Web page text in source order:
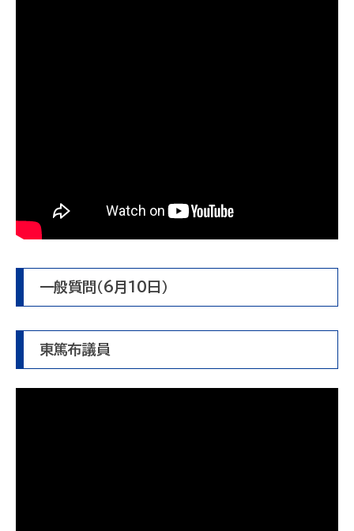
一般質問（6月10日）
東篤布議員